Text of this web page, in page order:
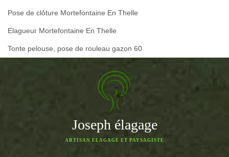
Pose de clôture Mortefontaine En Thelle
Elagueur Mortefontaine En Thelle
Tonte pelouse, pose de rouleau gazon 60
Joseph élagage
ARTISAN ELAGAGE ET PAYSAGISTE